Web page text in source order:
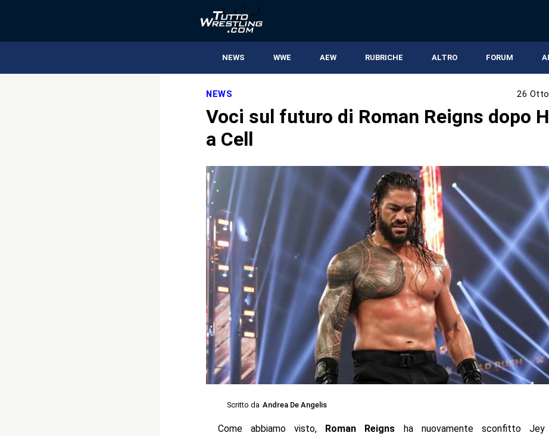
NEWS WWE AEW RUBRICHE ALTRO FORUM
NEWS 26
Voci sul futuro di Roman Reigns dopo
a Cell
Scritto da Andrea De Angelis
Come abbiamo visto, Roman Reigns ha nuovamente sconfitto